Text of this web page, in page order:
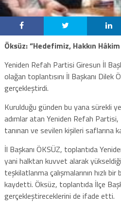
Öksüz: “Hedefimiz, Hakkın Hâkim
Yeniden Refah Partisi Giresun İl
olağan toplantısını İl Başkanı Dilek
gerçekleştirdi.
Kurulduğu günden bu yana sürekli
adımlar atan Yeniden Refah
tanınan ve sevilen kişileri saflarına
İl Başkanı ÖKSÜZ, toplantıda
yani halktan kuvvet alarak
teşkilatlanma çalışmalarının hızlı
kaydetti. Öksüz, toplantıda İlçe
gerçekleştireceklerini de ifade etti.